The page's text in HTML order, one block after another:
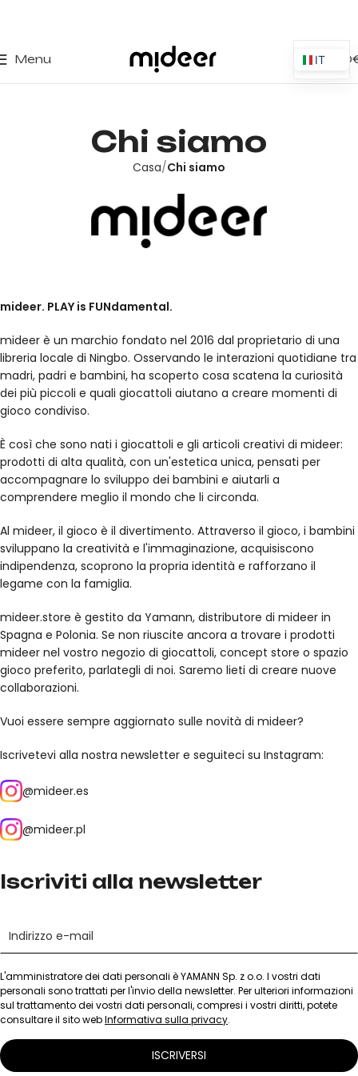
Menu 0,00
Chi siamo
Casa Chi siamo
mideer. PLAY is FUNdamental.
mideer è un marchio fondato nel 2016 dal proprietario di una
libreria locale di Ningbo. Osservando le interazioni quotidiane tra
madri, padri e bambini, ha scoperto cosa scatena la curiosità
dei più piccoli e quali giocattoli aiutano a creare momenti di
gioco condiviso.
È così che sono nati i giocattoli e gli articoli creativi di mideer:
prodotti di alta qualità, con un'estetica unica, pensati per
accompagnare lo sviluppo dei bambini e aiutarli a
comprendere meglio il mondo che li circonda.
Al mideer, il gioco è il divertimento. Attraverso il gioco, i bambini
sviluppano la creatività e l'immaginazione, acquisiscono
indipendenza, scoprono la propria identità e rafforzano il
legame con la famiglia.
mideer.store è gestito da Yamann, distributore di mideer in
Spagna e Polonia. Se non riuscite ancora a trovare i prodotti
mideer nel vostro negozio di giocattoli, concept store o spazio
gioco preferito, parlategli di noi. Saremo lieti di creare nuove
collaborazioni.
Vuoi essere sempre aggiornato sulle novità di mideer?
Iscrivetevi alla nostra newsletter e seguiteci su Instagram:
@mideer.es
@mideer.pl
Iscriviti alla newsletter
L'amministratore dei dati personali è YAMANN Sp. z o.o. I vostri dati
personali sono trattati per l'invio della newsletter. Per ulteriori informazioni
sul trattamento dei vostri dati personali, compresi i vostri diritti, potete
consultare il sito webInformativa sulla privacy.
ISCRIVERSI
IT
ES